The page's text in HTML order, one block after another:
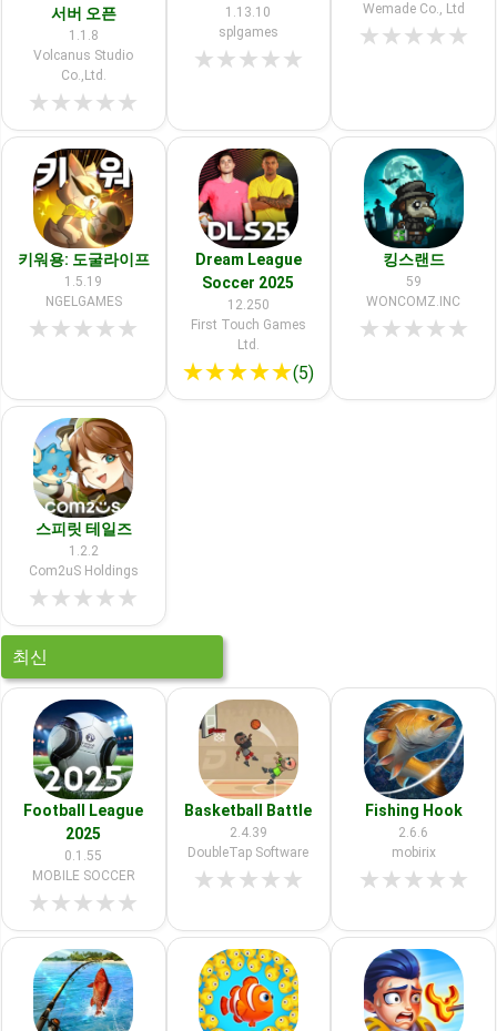
서버 오픈
1.1.8
Volcanus Studio
Co.,Ltd.
★★★★★
1.13.10
splgames
★★★★★
Wemade Co., Ltd
★★★★★
키워용: 도굴라이프
1.5.19
NGELGAMES
★★★★★
Dream League
Soccer 2025
12.250
First Touch Games
Ltd.
★★★★★(5)
킹스랜드
59
WONCOMZ.INC
★★★★★
스피릿 테일즈
1.2.2
Com2uS Holdings
★★★★★
최신
Football League
2025
0.1.55
MOBILE SOCCER
★★★★★
Basketball Battle
2.4.39
DoubleTap Software
★★★★★
Fishing Hook
2.6.6
mobirix
★★★★★